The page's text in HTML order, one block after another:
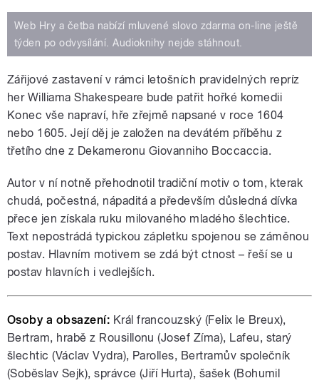
Web Hry a četba nabízí mluvené slovo zdarma on-line ještě
týden po odvysílání. Audioknihy nejde stáhnout.
Zářijové zastavení v rámci letošních pravidelných repríz
her Williama Shakespeare bude patřit hořké komedii
Konec vše napraví, hře zřejmě napsané v roce 1604
nebo 1605. Její děj je založen na devátém příběhu z
třetího dne z Dekameronu Giovanniho Boccaccia.
Autor v ní notně přehodnotil tradiční motiv o tom, kterak
chudá, počestná, nápaditá a především důsledná dívka
přece jen získala ruku milovaného mladého šlechtice.
Text nepostrádá typickou zápletku spojenou se záměnou
postav. Hlavním motivem se zdá být ctnost – řeší se u
postav hlavních i vedlejších.
Osoby a obsazení: Král francouzský (Felix le Breux),
Bertram, hrabě z Rousillonu (Josef Zíma), Lafeu, starý
šlechtic (Václav Vydra), Parolles, Bertramův společník
(Soběslav Sejk), správce (Jiří Hurta), šašek (Bohumil